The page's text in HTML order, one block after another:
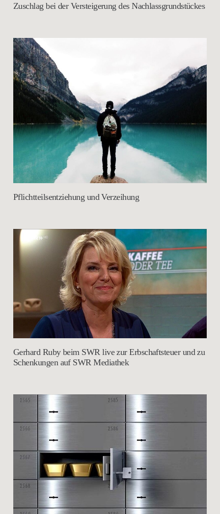
Zuschlag bei der Versteigerung des Nachlassgrundstückes
Pflichtteilsentziehung und Verzeihung
Gerhard Ruby beim SWR live zur Erbschaftsteuer und zu
Schenkungen auf SWR Mediathek